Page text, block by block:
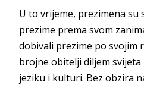
U to vrijeme, prezimena
prezime prema svom
dobivali prezime po svojim
brojne obitelji diljem svijeta
jeziku i kulturi. Bez obzira